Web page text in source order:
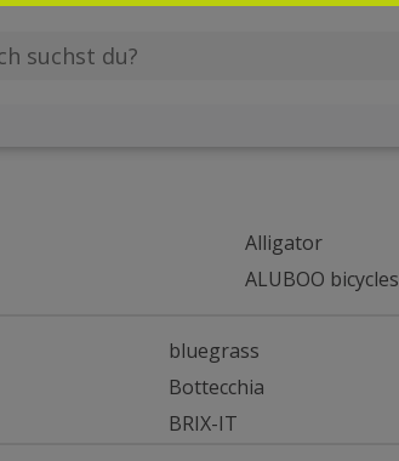
Alligator
ALUBOO bicycles
bluegrass
Bottecchia
BRIX-IT